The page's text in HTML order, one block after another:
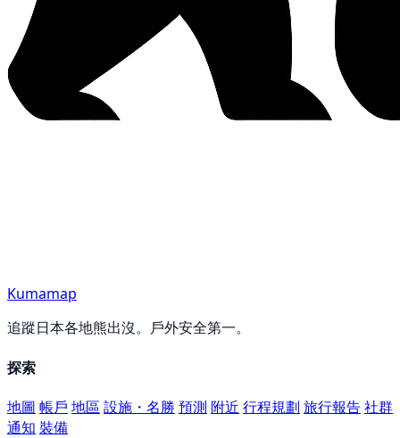
Kumamap
追蹤日本各地熊出沒。戶外安全第一。
探索
地圖 帳戶 地區 設施・名勝 預測 附近 行程規劃 旅行報告社群
通知 裝備